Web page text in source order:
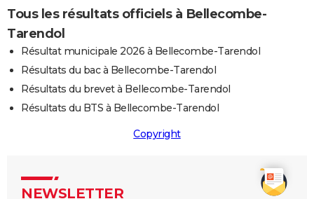
Tous les résultats officiels à Bellecombe-
Tarendol
Résultat municipale 2026 à Bellecombe-Tarendol
Résultats du bac à Bellecombe-Tarendol
Résultats du brevet à Bellecombe-Tarendol
Résultats du BTS à Bellecombe-Tarendol
Copyright
NEWSLETTER